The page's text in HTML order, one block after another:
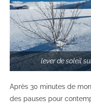
lever de soleil
Après 30 minutes de
des pauses pour